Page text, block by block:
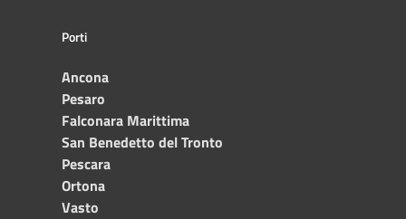
Porti
Ancona
Pesaro
Falconara Marittima
San Benedetto del Tronto
Pescara
Ortona
Vasto